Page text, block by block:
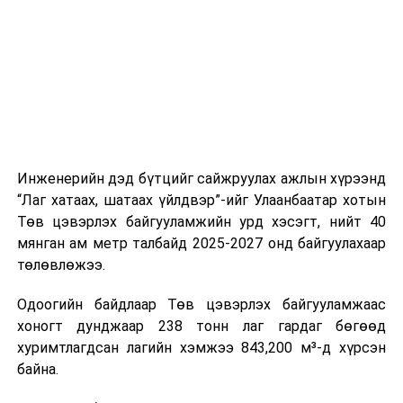
өдөр тутмын ажлын бэлэн байдлыг хангах зэрэг
практик ур чадварыг сургалтын хөтөлбөрт тусгажээ.
Сургалтыг танилцуулах лекц, асуулт-хариулт,
жишээнд суурилсан сургалт, багаар ажиллах дасгал,
танилцах, онцгой нөхцөлд ажиллах дадлага зэрэг
онол, практик хосолсон хэлбэрээр зохион байгуулж
байна.
Инженерийн дэд бүтцийг сайжруулах ажлын хүрээнд
“Лаг хатаах, шатаах үйлдвэр”-ийг Улаанбаатар хотын
Төв цэвэрлэх байгууламжийн урд хэсэгт, нийт 40
мянган ам метр талбайд 2025-2027 онд байгуулахаар
төлөвлөжээ.
Одоогийн байдлаар Төв цэвэрлэх байгууламжаас
хоногт дунджаар 238 тонн лаг гардаг бөгөөд
хуримтлагдсан лагийн хэмжээ 843,200 м³-д хүрсэн
байна.